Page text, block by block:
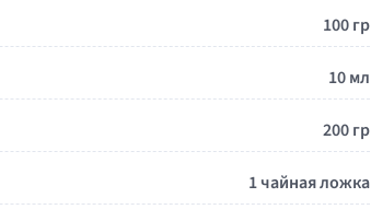
100 гр
10 мл
200 гр
1 чайная ложка